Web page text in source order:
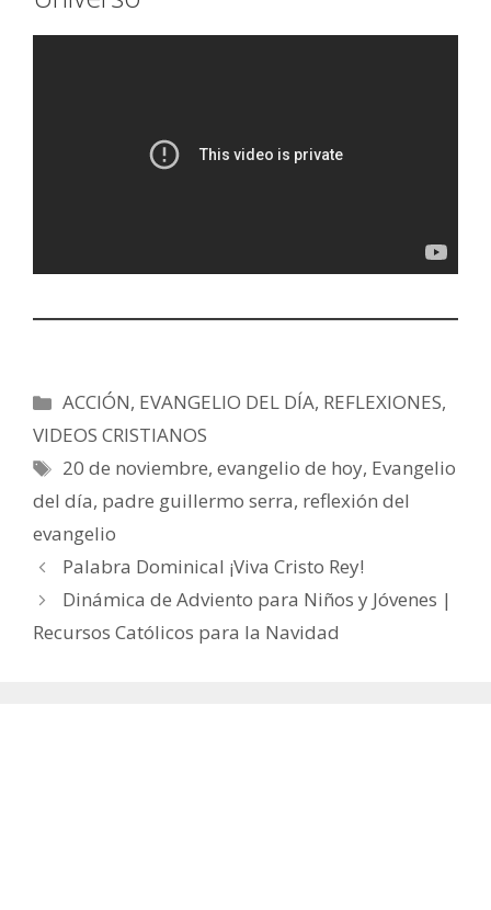
Categorías
ACCIÓN, EVANGELIO DEL DÍA, REFLEXIONES,
VIDEOS CRISTIANOS
Etiquetas
20 de noviembre,evangelio de hoy, Evangelio
del día, padre guillermo serra, reflexión del
evangelio
Palabra Dominical ¡Viva Cristo Rey!
Dinámica de Adviento para Niños y Jóvenes |
Recursos Católicos para la Navidad